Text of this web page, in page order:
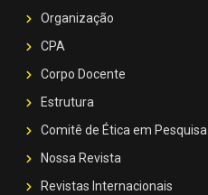
Organização
CPA
Corpo Docente
Estrutura
Comitê de Ética em Pesquisa
Nossa Revista
Revistas Internacionais